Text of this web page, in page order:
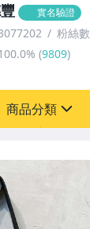
實名驗證
粉絲數
(9809)
商品分類